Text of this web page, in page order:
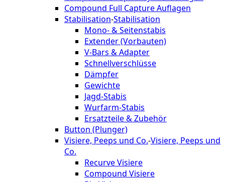
Compound Full Capture Auflagen
Stabilisation-Stabilisation
Mono- & Seitenstabis
Extender (Vorbauten)
V-Bars & Adapter
Schnellverschlüsse
Dämpfer
Gewichte
Jagd-Stabis
Wurfarm-Stabis
Ersatzteile & Zubehör
Button (Plunger)
Visiere, Peeps und Co.-Visiere, Peeps und
Co.
Recurve Visiere
Compound Visiere